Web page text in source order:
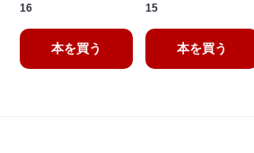
16
本を買う
15
本を買う